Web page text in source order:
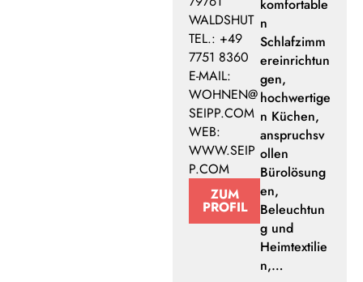
WALDSHUT
TEL.: +49
7751 8360
E-MAIL:
WOHNEN@
SEIPP.COM
WEB:
WWW.SEIP
P.COM
ZUM
PROFIL
komfortable
n
Schlafzimm
ereinrichtun
gen,
hochwertige
n Küchen,
anspruchsv
ollen
Bürolösung
en,
Beleuchtun
g und
Heimtextilie
n,…